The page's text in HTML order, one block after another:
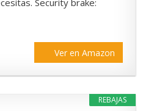
Security brake:
Ver en Amazon
REBAJAS